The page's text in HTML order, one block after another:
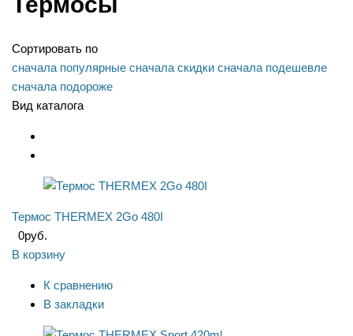
Сортировать по
сначала популярные сначала скидки сначала подешевле
сначала подороже
Вид каталога
Термос THERMEX 2Go 480I
0руб.
В корзину
К сравнению
В закладки